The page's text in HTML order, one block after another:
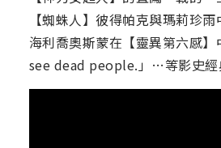
【蜘蛛人】彼得帕克與瑪莉珍
海利喬奧斯蒙在【靈異第六感
see dead people.」…等影史經